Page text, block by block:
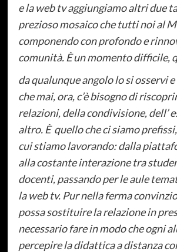
e la web tv aggiungiamo altri due
prezioso mosaico che tutti noi al
componendo con profondo e
comunità. È un momento difficile,
da qualunque angolo lo si osservi
che mai, ora, c’è bisogno di
relazioni, della condivisione, dell’
altro. È quello che ci siamo
cui stiamo lavorando: dalla
alla costante interazione tra
docenti, passando per le aule
la web tv. Pur nella ferma
possa sostituire la relazione in
necessario fare in modo che ogni
percepire la didattica a distanza